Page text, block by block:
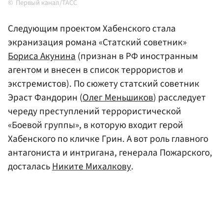
Первый канал/ТАСС
Следующим проектом Хабенского стала
экранизация романа «Статский советник»
Бориса Акунина(признан в РФ иностранным
агентом и внесен в список террористов и
экстремистов). По сюжету статский советник
Эраст Фандорин (Олег Меньшиков) расследует
череду преступлений террористической
«Боевой группы», в которую входит герой
Хабенского по кличке Грин. А вот роль главного
антагониста и интригана, генерала Пожарского,
досталасьНиките Михалкову.